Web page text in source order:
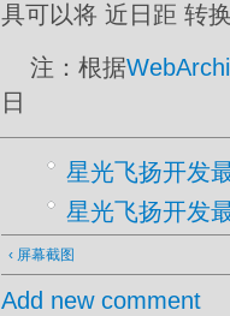
具可以将 近日距 转
注：根据
日
星光飞扬开发
星光飞扬开发
‹ 屏幕截图
Add new comment